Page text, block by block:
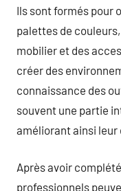
Ils sont formés pour
palettes de
mobilier et des
créer des
connaissance des
souvent une partie
améliorant ainsi
Après avoir
professionnels